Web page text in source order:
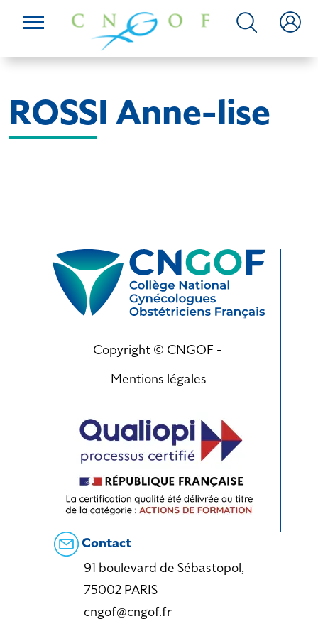
ROSSI Anne-lise
Copyright © CNGOF -
Mentions légales
Contact
91 boulevard de Sébastopol,
75002 PARIS
cngof@cngof.fr